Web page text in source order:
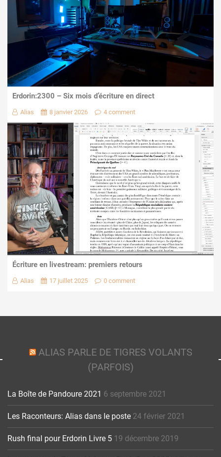
Erdorin:2300 – Six mois d’écriture en direct
Alias 8 janvier 2026 4 comment
Écriture en livestream: premiers retours
Alias 17 juillet 2025 0 comment
ALIAS PARLE DE TIGRES VOLANTS
(PARFOIS)
La Boîte de Pandoure 2021 6 septembre 2021
Les Raconteurs: Alias dans le poste 24 février 2021
Rush final pour Erdorin Livre 5 19 décembre 2019